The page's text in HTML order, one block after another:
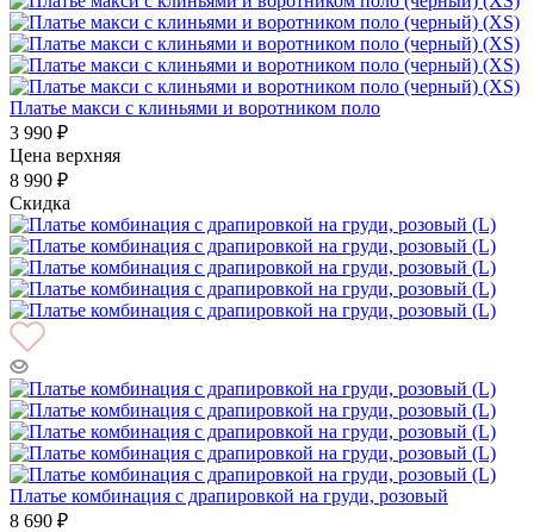
Платье макси с клиньями и воротником поло
3 990 ₽
Цена верхняя
8 990 ₽
Скидка
Платье комбинация с драпировкой на груди, розовый
8 690 ₽